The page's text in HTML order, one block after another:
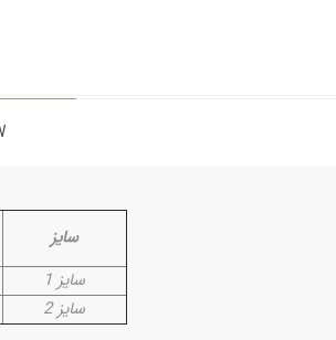
سایز
سایز 1
سایز 2